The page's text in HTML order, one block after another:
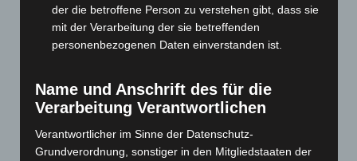
Mai 2026(99)
April 2026(99)
Februar 2026(109)
Januar 2026(122)
Dezember 2025(103)
November 2025(114)
der die betroffene Person zu verstehen gibt, dass sie
mit der Verarbeitung der sie betreffenden
personenbezogenen Daten einverstanden ist.
Name und Anschrift des für die
Verarbeitung Verantwortlichen
Verantwortlicher im Sinne der Datenschutz-
Grundverordnung, sonstiger in den Mitgliedstaaten der